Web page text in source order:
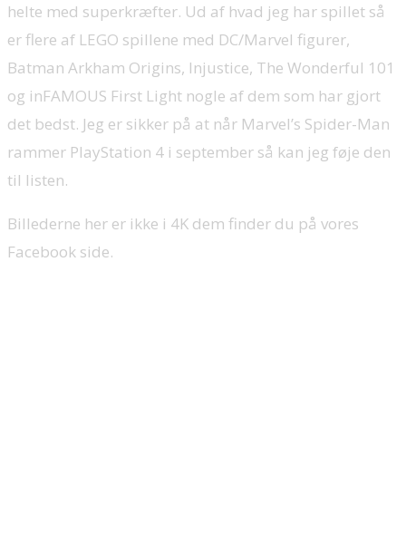
helte med superkræfter. Ud af hvad jeg har spillet så
er flere af LEGO spillene med DC/Marvel figurer,
Batman Arkham Origins, Injustice, The Wonderful 101
og inFAMOUS First Light nogle af dem som har gjort
det bedst. Jeg er sikker på at når Marvel’s Spider-Man
rammer PlayStation 4 i september så kan jeg føje den
til listen.
Billederne her er ikke i 4K dem finder du på vores
Facebook side.